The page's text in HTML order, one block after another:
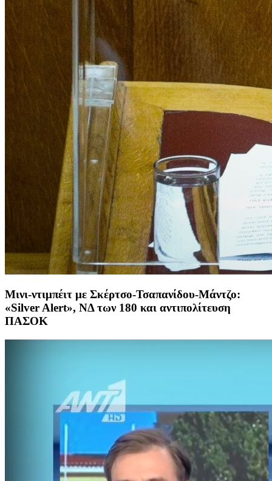
Μινι-ντιμπέιτ με Σκέρτσο-Τσαπανίδου-Μάντζο:
«Silver Alert», ΝΔ των 180 και αντιπολίτευση
ΠΑΣΟΚ